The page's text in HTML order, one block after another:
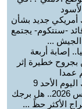
أمريكي جديد بشأن
-سنتكوم- يجتمع
الجيش ...
إصابة أربعة
بجروح خطيرة إثر
عمدا
حظك اليوم الأحد 9
اغسطس 2026.. هل برجك
الأكثر حظً ...